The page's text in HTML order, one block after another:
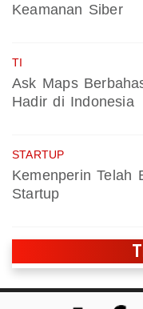
Keamanan Siber
TI
Ask Maps
Hadir di Indonesia
STARTUP
Kemenperin Telah
Startup